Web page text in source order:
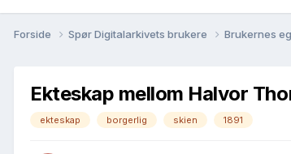
Forside Spør Digitalarkivets brukere Brukernes
Ekteskap mellom Halvor
ekteskap borgerlig skien 1891